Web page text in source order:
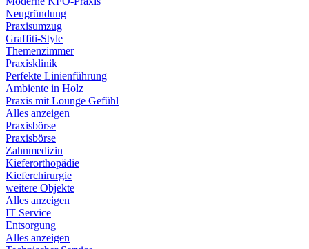
Neugründung
Praxisumzug
Graffiti-Style
Themenzimmer
Praxisklinik
Perfekte Linienführung
Ambiente in Holz
Praxis mit Lounge Gefühl
Alles anzeigen
Praxisbörse
Praxisbörse
Zahnmedizin
Kieferorthopädie
Kieferchirurgie
weitere Objekte
Alles anzeigen
IT Service
Entsorgung
Alles anzeigen